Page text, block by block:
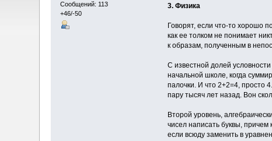
Сообщений: 113
+46/-50
3. Физика
Говорят, если что-то хорошо
как ее толком не понимает
к образам, полученным в
С известной долей
начальной школе, когда
палочки. И что 2+2=4, просто
пару тысяч лет назад. Вон
Второй уровень,
чисел написать буквы,
если всюду заменить в